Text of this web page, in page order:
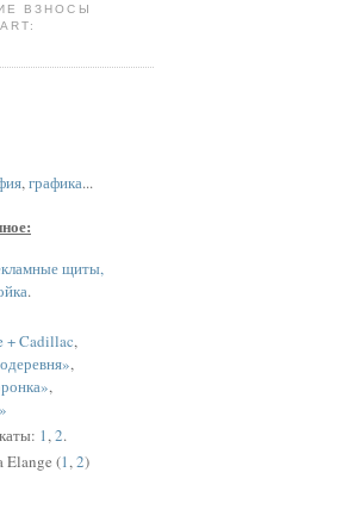
ВЗНОСЫ
,графика...
щиты,
.
+ Cadillac,
,
,
1,2.
Elange (1,2)